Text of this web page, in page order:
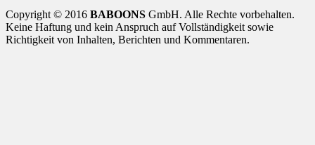
Copyright © 2016 BABOONS GmbH. Alle Rechte vorbehalten.
Keine Haftung und kein Anspruch auf Vollständigkeit sowie
Richtigkeit von Inhalten, Berichten und Kommentaren.